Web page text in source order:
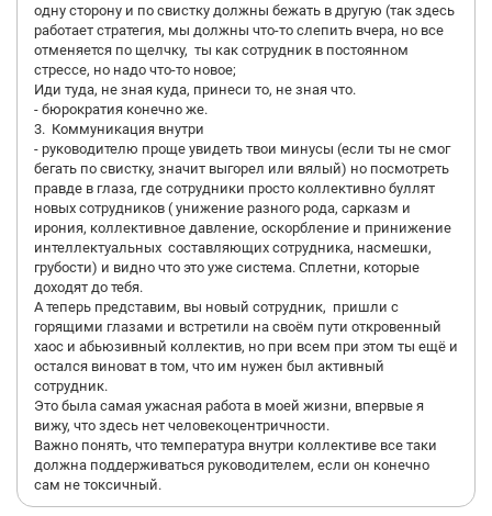
одну сторону и по свистку должны бежать в другую (так здесь
работает стратегия, мы должны что-то слепить вчера, но все
отменяется по щелчку, ты как сотрудник в постоянном
стрессе, но надо что-то новое;
Иди туда, не зная куда, принеси то, не зная что.
- бюрократия конечно же.
3. Коммуникация внутри
- руководителю проще увидеть твои минусы (если ты не смог
бегать по свистку, значит выгорел или вялый) но посмотреть
правде в глаза, где сотрудники просто коллективно буллят
новых сотрудников ( унижение разного рода, сарказм и
ирония, коллективное давление, оскорбление и принижение
интеллектуальных составляющих сотрудника, насмешки,
грубости) и видно что это уже система. Сплетни, которые
доходят до тебя.
А теперь представим, вы новый сотрудник, пришли с
горящими глазами и встретили на своём пути откровенный
хаос и абьюзивный коллектив, но при всем при этом ты ещё и
остался виноват в том, что им нужен был активный
сотрудник.
Это была самая ужасная работа в моей жизни, впервые я
вижу, что здесь нет человекоцентричности.
Важно понять, что температура внутри коллективе все таки
должна поддерживаться руководителем, если он конечно
сам не токсичный.